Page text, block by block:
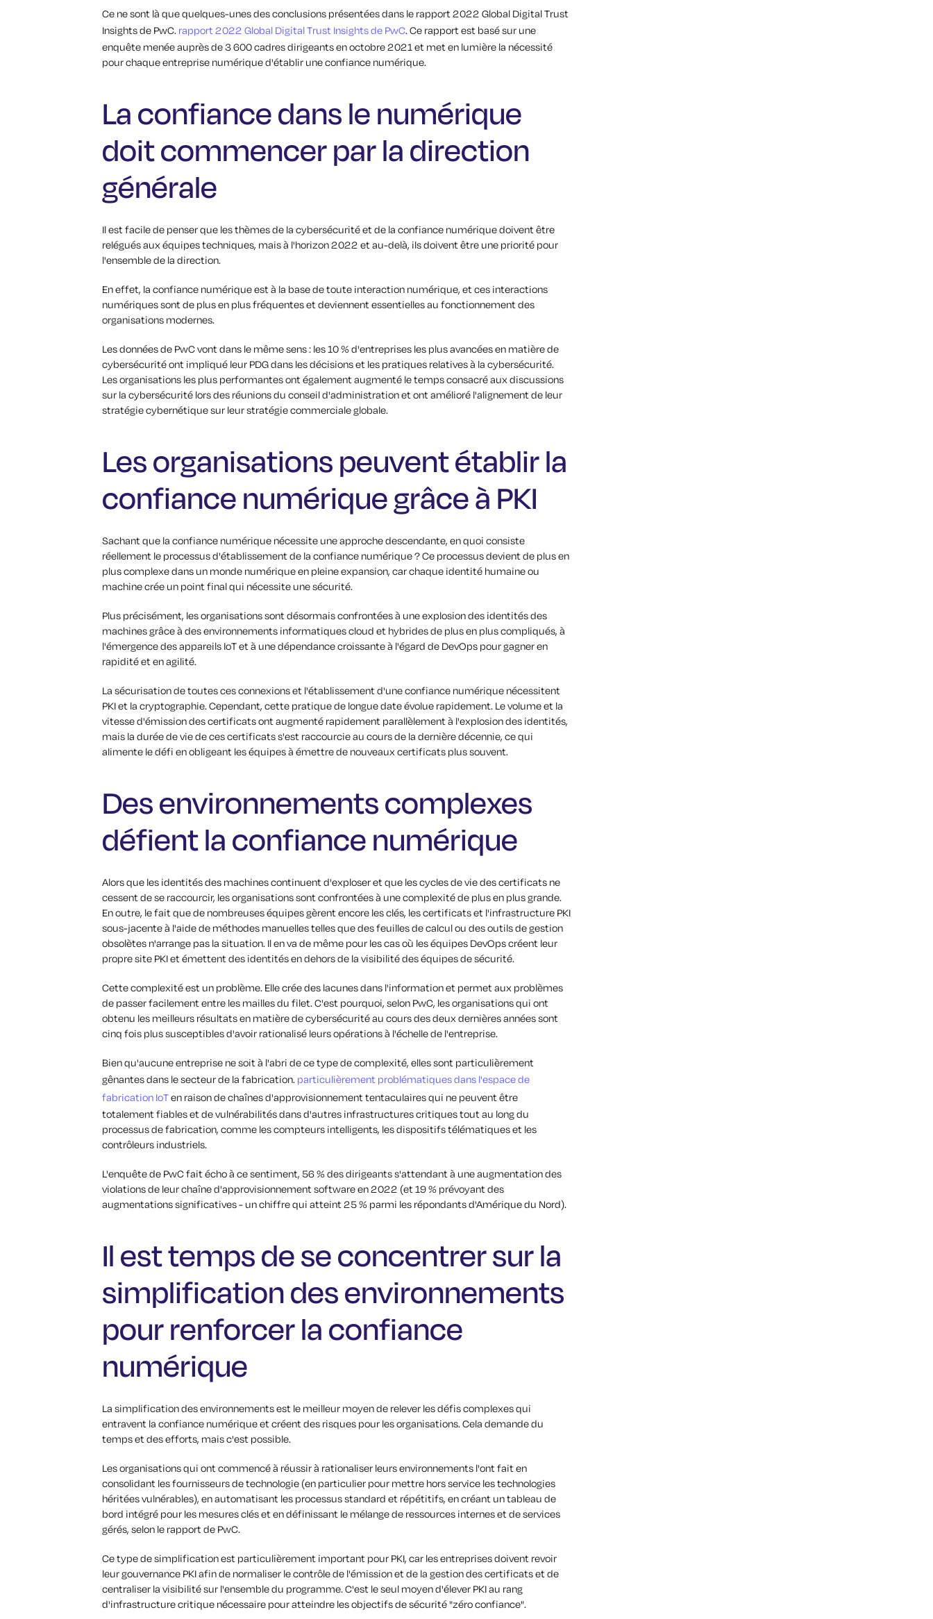
Ce ne sont là que quelques-unes des conclusions présentées dans le rapport 2022 Global Digital Trust
Insights de PwC. rapport 2022 Global Digital Trust Insights de PwC. Ce rapport est basé sur une
enquête menée auprès de 3 600 cadres dirigeants en octobre 2021 et met en lumière la nécessité
pour chaque entreprise numérique d'établir une confiance numérique.
La confiance dans le numérique
doit commencer par la direction
générale
Il est facile de penser que les thèmes de la cybersécurité et de la confiance numérique doivent être
relégués aux équipes techniques, mais à l'horizon 2022 et au-delà, ils doivent être une priorité pour
l'ensemble de la direction.
En effet, la confiance numérique est à la base de toute interaction numérique, et ces interactions
numériques sont de plus en plus fréquentes et deviennent essentielles au fonctionnement des
organisations modernes.
Les données de PwC vont dans le même sens : les 10 % d'entreprises les plus avancées en matière de
cybersécurité ont impliqué leur PDG dans les décisions et les pratiques relatives à la cybersécurité.
Les organisations les plus performantes ont également augmenté le temps consacré aux discussions
sur la cybersécurité lors des réunions du conseil d'administration et ont amélioré l'alignement de leur
stratégie cybernétique sur leur stratégie commerciale globale.
Les organisations peuvent établir la
confiance numérique grâce à PKI
Sachant que la confiance numérique nécessite une approche descendante, en quoi consiste
réellement le processus d'établissement de la confiance numérique ? Ce processus devient de plus en
plus complexe dans un monde numérique en pleine expansion, car chaque identité humaine ou
machine crée un point final qui nécessite une sécurité.
Plus précisément, les organisations sont désormais confrontées à une explosion des identités des
machines grâce à des environnements informatiques cloud et hybrides de plus en plus compliqués, à
l'émergence des appareils IoT et à une dépendance croissante à l'égard de DevOps pour gagner en
rapidité et en agilité.
La sécurisation de toutes ces connexions et l'établissement d'une confiance numérique nécessitent
PKI et la cryptographie. Cependant, cette pratique de longue date évolue rapidement. Le volume et la
vitesse d'émission des certificats ont augmenté rapidement parallèlement à l'explosion des identités,
mais la durée de vie de ces certificats s'est raccourcie au cours de la dernière décennie, ce qui
alimente le défi en obligeant les équipes à émettre de nouveaux certificats plus souvent.
Des environnements complexes
défient la confiance numérique
Alors que les identités des machines continuent d'exploser et que les cycles de vie des certificats ne
cessent de se raccourcir, les organisations sont confrontées à une complexité de plus en plus grande.
En outre, le fait que de nombreuses équipes gèrent encore les clés, les certificats et l'infrastructure PKI
sous-jacente à l'aide de méthodes manuelles telles que des feuilles de calcul ou des outils de gestion
obsolètes n'arrange pas la situation. Il en va de même pour les cas où les équipes DevOps créent leur
propre site PKI et émettent des identités en dehors de la visibilité des équipes de sécurité.
Cette complexité est un problème. Elle crée des lacunes dans l'information et permet aux problèmes
de passer facilement entre les mailles du filet. C'est pourquoi, selon PwC, les organisations qui ont
obtenu les meilleurs résultats en matière de cybersécurité au cours des deux dernières années sont
cinq fois plus susceptibles d'avoir rationalisé leurs opérations à l'échelle de l'entreprise.
Bien qu'aucune entreprise ne soit à l'abri de ce type de complexité, elles sont particulièrement
gênantes dans le secteur de la fabrication. particulièrement problématiques dans l'espace de
fabrication IoTen raison de chaînes d'approvisionnement tentaculaires qui ne peuvent être
totalement fiables et de vulnérabilités dans d'autres infrastructures critiques tout au long du
processus de fabrication, comme les compteurs intelligents, les dispositifs télématiques et les
contrôleurs industriels.
L'enquête de PwC fait écho à ce sentiment, 56 % des dirigeants s'attendant à une augmentation des
violations de leur chaîne d'approvisionnement software en 2022 (et 19 % prévoyant des
augmentations significatives - un chiffre qui atteint 25 % parmi les répondants d'Amérique du Nord).
Il est temps de se concentrer sur la
simplification des environnements
pour renforcer la confiance
numérique
La simplification des environnements est le meilleur moyen de relever les défis complexes qui
entravent la confiance numérique et créent des risques pour les organisations. Cela demande du
temps et des efforts, mais c'est possible.
Les organisations qui ont commencé à réussir à rationaliser leurs environnements l'ont fait en
consolidant les fournisseurs de technologie (en particulier pour mettre hors service les technologies
héritées vulnérables), en automatisant les processus standard et répétitifs, en créant un tableau de
bord intégré pour les mesures clés et en définissant le mélange de ressources internes et de services
gérés, selon le rapport de PwC.
Ce type de simplification est particulièrement important pour PKI, car les entreprises doivent revoir
leur gouvernance PKI afin de normaliser le contrôle de l'émission et de la gestion des certificats et de
centraliser la visibilité sur l'ensemble du programme. C'est le seul moyen d'élever PKI au rang
d'infrastructure critique nécessaire pour atteindre les objectifs de sécurité "zéro confiance".